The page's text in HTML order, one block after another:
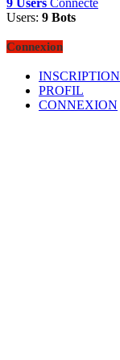
9 Users Connecté
Users: 9 Bots
Connexion
INSCRIPTION
PROFIL
CONNEXION